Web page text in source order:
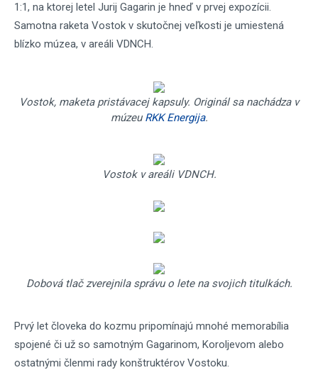
1:1, na ktorej letel Jurij Gagarin je hneď v prvej expozícii.
Samotna raketa Vostok v skutočnej veľkosti je umiestená
blízko múzea, v areáli VDNCH.
Vostok, maketa pristávacej kapsuly. Originál sa nachádza v
múzeu RKK Energija.
Vostok v areáli VDNCH.
Dobová tlač zverejnila správu o lete na svojich titulkách.
Prvý let človeka do kozmu pripomínajú mnohé memorabília
spojené či už so samotným Gagarinom, Koroljevom alebo
ostatnými členmi rady konštruktérov Vostoku.